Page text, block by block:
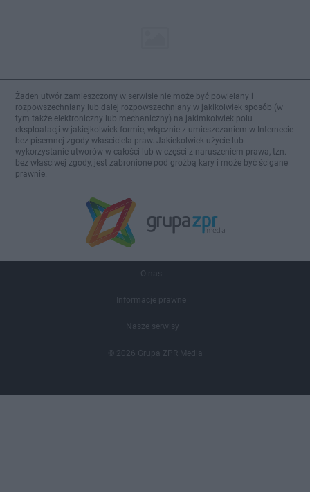
Żaden utwór zamieszczony w serwisie nie może być powielany i
rozpowszechniany lub dalej rozpowszechniany w jakikolwiek sposób (w
tym także elektroniczny lub mechaniczny) na jakimkolwiek polu
eksploatacji w jakiejkolwiek formie, włącznie z umieszczaniem w Internecie
bez pisemnej zgody właściciela praw. Jakiekolwiek użycie lub
wykorzystanie utworów w całości lub w części z naruszeniem prawa, tzn.
bez właściwej zgody, jest zabronione pod groźbą kary i może być ścigane
prawnie.
O nas
Informacje prawne
Nasze serwisy
© 2026 Grupa ZPR Media